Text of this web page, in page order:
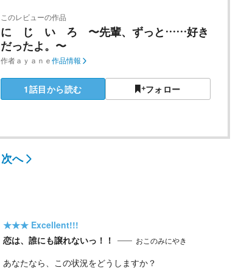
このレビューの作品
に じ い ろ 〜先輩、ずっと……好き
だったよ。〜
作者ａｙａｎｅ作品情報
1話目から読む フォロー
次へ
★★★ Excellent!!!
恋は、誰にも譲れないっ！！
おこのみにやき
あなたなら、この状況をどうしますか？